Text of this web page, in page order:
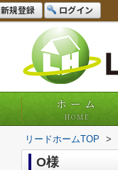
新規登録 ログイン
ホーム
HOME
リードホームTOP >
O様